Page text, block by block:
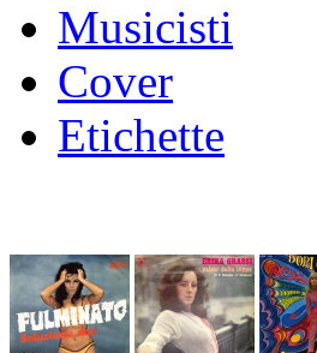
Musicisti
Cover
Etichette